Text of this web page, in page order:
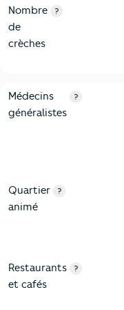
Nombre
de
crèches
?
5-Commerces
Critères Avon
Médecins
généralistes
?
Quartier
animé
?
Restaurants
et cafés
?